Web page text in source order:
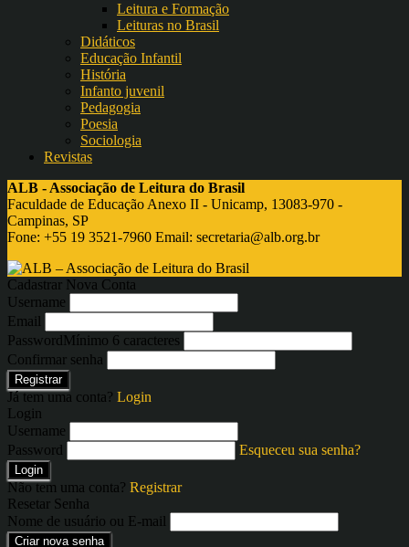
Leitura e Formação
Leituras no Brasil
Didáticos
Educação Infantil
História
Infanto juvenil
Pedagogia
Poesia
Sociologia
Revistas
ALB - Associação de Leitura do Brasil
Faculdade de Educação Anexo II - Unicamp, 13083-970 -
Campinas, SP
Fone: +55 19 3521-7960 Email: secretaria@alb.org.br
Cadastrar Nova Conta
Username
Email
PasswordMínimo 6 caracteres
Confirmar senha
Registrar
Já tem uma conta? Login
Login
Username
Password
Esqueceu sua senha?
Login
Não tem uma conta? Registrar
Resetar Senha
Nome de usuário ou E-mail
Criar nova senha